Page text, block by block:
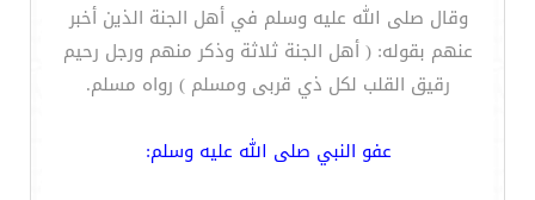
وقال صلى الله عليه وسلم في أهل الجنة الذين أخبر
عنهم بقوله: ( أهل الجنة ثلاثة وذكر منهم ورجل رحيم
رقيق القلب لكل ذي قربى ومسلم ) رواه مسلم.
عفو النبي صلى الله عليه وسلم: